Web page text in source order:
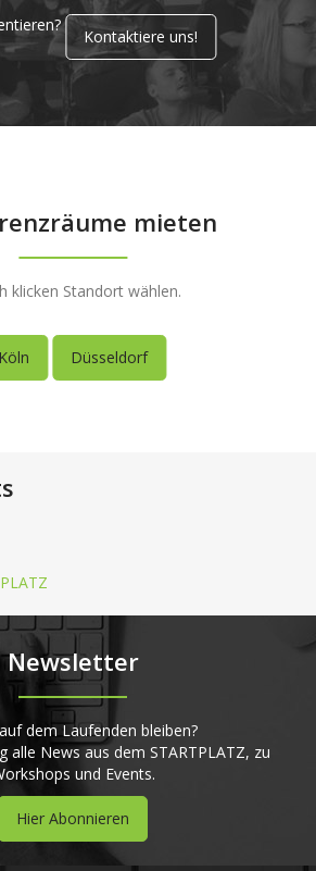
Kontaktiere uns!
mieten
klicken Standort wählen.
Köln Düsseldorf
Newsletter
dem Laufenden bleiben?
alle News aus dem STARTPLATZ, zu
und Events.
Hier Abonnieren